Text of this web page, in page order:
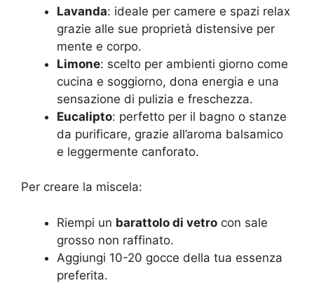
Lavanda: ideale per camere e spazi relax
grazie alle sue proprietà distensive per
mente e corpo.
Limone: scelto per ambienti giorno come
cucina e soggiorno, dona energia e una
sensazione di pulizia e freschezza.
Eucalipto: perfetto per il bagno o stanze
da purificare, grazie all’aroma balsamico
e leggermente canforato.
Per creare la miscela:
Riempi un barattolo di vetro con sale
grosso non raffinato.
Aggiungi 10-20 gocce della tua essenza
preferita.